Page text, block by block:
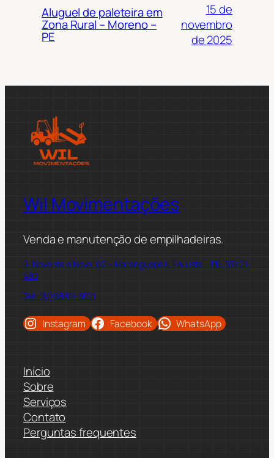
Aluguel de paleteira em
Zona Rural – Moreno –
PE
15 de
novembro
de 2025
Wil Movimentações
Venda e manutenção de empilhadeiras.
R. Noventa e Nove, 02 – Maranguape II, Paulista – PE, 53421-
480
Tel: (81)98811-5021
Instagram Facebook WhatsApp
Início
Sobre
Serviços
Contato
Perguntas frequentes